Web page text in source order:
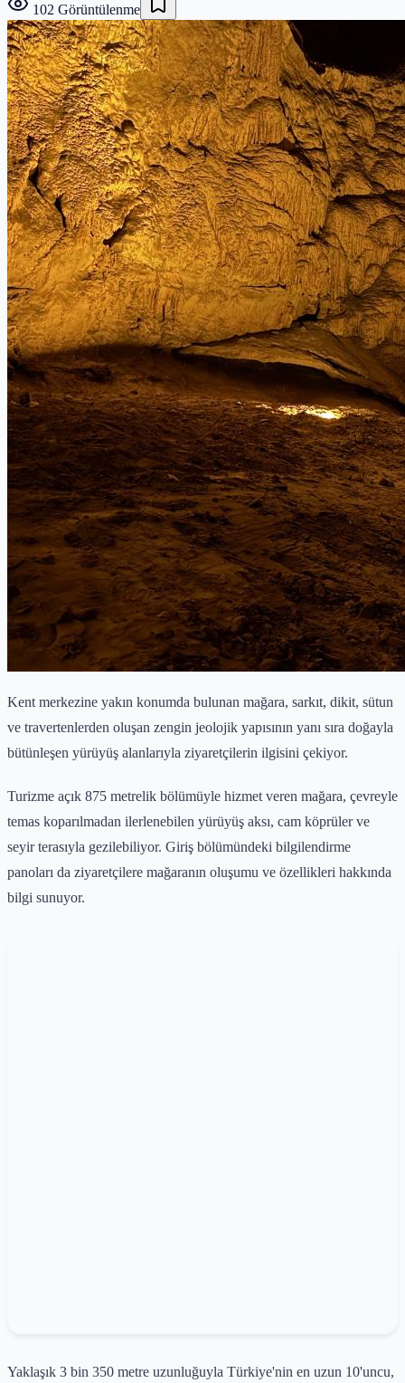
102 Görüntülenme
Kent merkezine yakın konumda bulunan mağara, sarkıt, dikit, sütun
ve travertenlerden oluşan zengin jeolojik yapısının yanı sıra doğayla
bütünleşen yürüyüş alanlarıyla ziyaretçilerin ilgisini çekiyor.
Turizme açık 875 metrelik bölümüyle hizmet veren mağara, çevreyle
temas koparılmadan ilerlenebilen yürüyüş aksı, cam köprüler ve
seyir terasıyla gezilebiliyor. Giriş bölümündeki bilgilendirme
panoları da ziyaretçilere mağaranın oluşumu ve özellikleri hakkında
bilgi sunuyor.
Yaklaşık 3 bin 350 metre uzunluğuyla Türkiye'nin en uzun 10'uncu,